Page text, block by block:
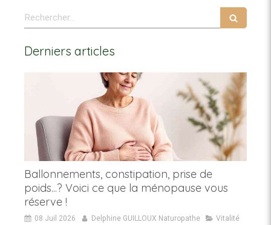
Rechercher
Derniers articles
Ballonnements, constipation, prise de
poids...? Voici ce que la ménopause vous
réserve !
08 Juil 2026 Delphine GUILLOUX Naturopathe Vitalité